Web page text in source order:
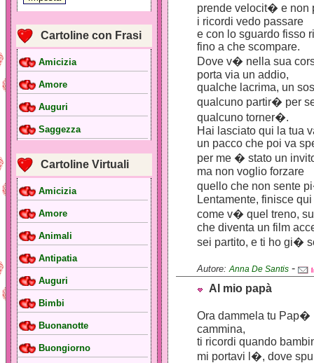
Cartoline con Frasi
Amicizia
Amore
Auguri
Saggezza
Cartoline Virtuali
Amicizia
Amore
Animali
Antipatia
Auguri
Bimbi
Buonanotte
Buongiorno
prende velocit� e non
i ricordi vedo passare
e con lo sguardo fisso
fino a che scompare.
Dove v� nella sua
porta via un addio,
qualche lacrima, un
qualcuno partir� per
qualcuno torner�.
Hai lasciato qui la tua
un pacco che poi va
per me � stato un
ma non voglio forzare
quello che non sente
Lentamente, finisce
come v� quel treno,
che diventa un film
sei partito, e ti ho gi�
Autore:Anna De Santis -
Al mio papà
Ora dammela tu Pap�
cammina,
ti ricordi quando
mi portavi l�, dove